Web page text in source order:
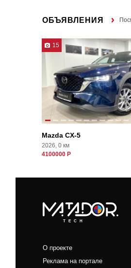
ОБЪЯВЛЕНИЯ
15
Mazda CX-5
2026, 0 км
4100000 Р
TECH
О проекте
Реклама на портале